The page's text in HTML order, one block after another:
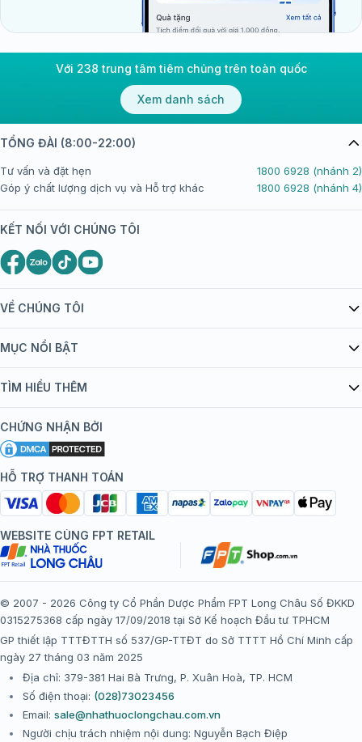
Với 238 trung tâm tiêm chủng trên toàn quốc
Xem danh sách
VỀ CHÚNG TÔI
Giới thiệu Tiêm Chủng FPT Long Châu
bán hàng
Chính sách nội dung
Chính sách bảo mật
Chính sách bảo mật dữ liệu cá nhân
Chính sách thanh toán
Chính sách đổi trả gói, mũi tiêm tại trung tâm tiêm chủng
FPT Long Châu
Thể lệ chương trình “Tích điểm nhận đặc quyền”
MỤC NỔI BẬT
Danh mục vắc xin
Đội ngũ bác sĩ, chuyên gia
Hệ thống trung tâm tiêm chủng
TÌM HIỂU THÊM
Khuyến mãi
Tôi nên tiêm gì?
Tiêm chủng đi nước ngoài
CHỨNG NHẬN BỞI
HỖ TRỢ THANH TOÁN
TỔNG ĐÀI (8:00-22:00)
Tư vấn và đặt hẹn
1800 6928 (nhánh 2)
Góp ý chất lượng dịch vụ và Hỗ trợ khác
1800 6928 (nhánh 4)
KẾT NỐI VỚI CHÚNG TÔI
WEBSITE CÙNG FPT RETAIL
© 2007 - 2026 Công ty Cổ Phần Dược Phẩm FPT Long Châu Số ĐKKD
0315275368 cấp ngày 17/09/2018 tại Sở Kế hoạch Đầu tư TPHCM
GP thiết lập TTTĐTTH số 537/GP-TTĐT do Sở TTTT Hồ Chí Minh cấp
ngày 27 tháng 03 năm 2025
Địa chỉ: 379-381 Hai Bà Trưng, P. Xuân Hoà, TP. HCM
Số điện thoại: (028)73023456
Email: sale@nhathuoclongchau.com.vn
Người chịu trách nhiệm nội dung: Nguyễn Bạch Điệp